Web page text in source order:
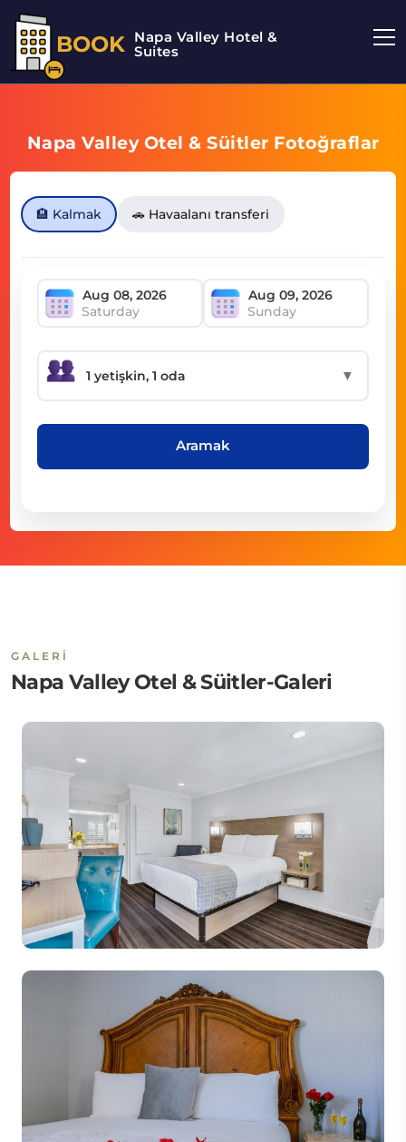
BOOK Napa Valley Hotel &
Suites
Napa Valley Otel & Süitler Fotoğraflar
🏨 Kalmak 🚗 Havaalanı transferi
Saturday Sunday
▼
Aramak
GALERI
Napa Valley Otel & Süitler-Galeri